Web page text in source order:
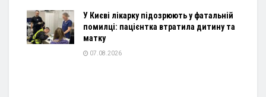
У Києві лікарку підозрюють у фатальній
помилці: пацієнтка втратила дитину та
матку
07.08.2026